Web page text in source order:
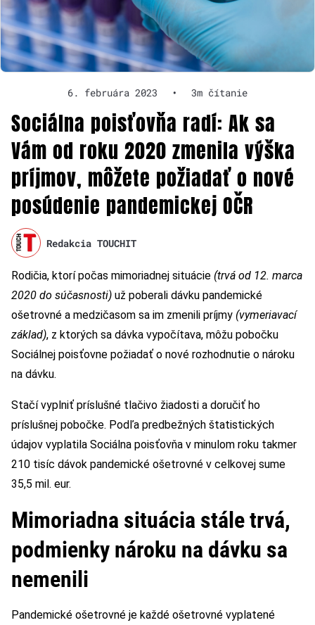
6. februára 2023 • 3m čítanie
Sociálna poisťovňa radí: Ak sa
Vám od roku 2020 zmenila výška
príjmov, môžete požiadať o nové
posúdenie pandemickej OČR
Redakcia TOUCHIT
Rodičia, ktorí počas mimoriadnej situácie (trvá od 12. marca
2020 do súčasnosti) už poberali dávku pandemické
ošetrovné a medzičasom sa im zmenili príjmy (vymeriavací
základ), z ktorých sa dávka vypočítava, môžu pobočku
Sociálnej poisťovne požiadať o nové rozhodnutie o nároku
na dávku.
Stačí vyplniť príslušné tlačivo žiadosti a doručiť ho
príslušnej pobočke. Podľa predbežných štatistických
údajov vyplatila Sociálna poisťovňa v minulom roku takmer
210 tisíc dávok pandemické ošetrovné v celkovej sume
35,5 mil. eur.
Mimoriadna situácia stále trvá,
podmienky nároku na dávku sa
nemenili
Pandemické ošetrovné je každé ošetrovné vyplatené